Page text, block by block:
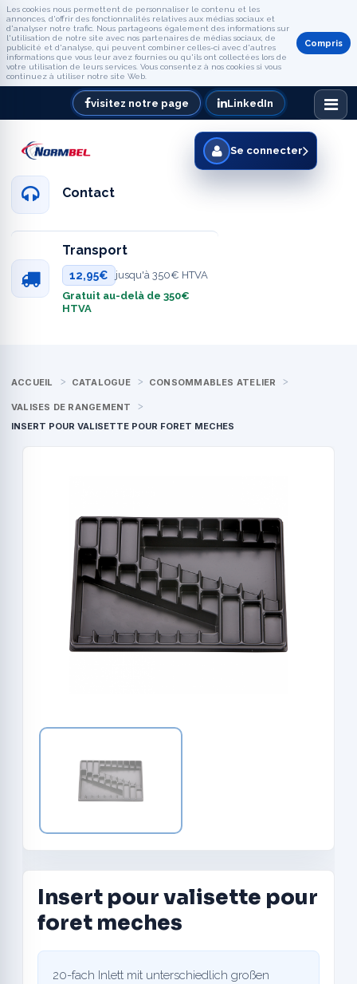
Les cookies nous permettent de personnaliser le contenu et les
annonces, d'offrir des fonctionnalités relatives aux médias sociaux et
d'analyser notre trafic. Nous partageons également des informations sur
l'utilisation de notre site avec nos partenaires de médias sociaux, de
publicité et d'analyse, qui peuvent combiner celles-ci avec d'autres
informations que vous leur avez fournies ou qu'ils ont collectées lors de
votre utilisation de leurs services. Vous consentez à nos cookies si vous
continuez à utiliser notre site Web.
Compris
visitez notre page LinkedIn
Contact
Transport
12,95€
jusqu'à 350€ HTVA
Gratuit au-delà de 350€
HTVA
Se connecter
ACCUEIL CATALOGUE CONSOMMABLES ATELIER
VALISES DE RANGEMENT
INSERT POUR VALISETTE POUR FORET MECHES
Insert pour valisette pour
foret meches
20-fach Inlett mit unterschiedlich großen